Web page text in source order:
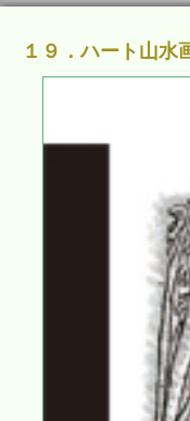
１９．ハート山水